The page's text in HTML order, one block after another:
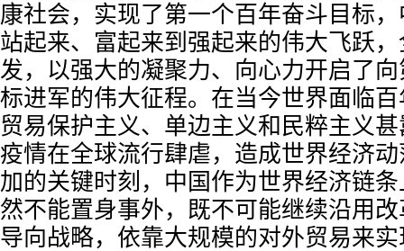
康社会，实现了第一个百年奋斗目标
站起来、富起来到强起来的伟大飞跃
发，以强大的凝聚力、向心力开启了
标进军的伟大征程。在当今世界面临
贸易保护主义、单边主义和民粹主义
疫情在全球流行肆虐，造成世界经济
加的关键时刻，中国作为世界经济链
然不能置身事外，既不可能继续沿用
导向战略，依靠大规模的对外贸易来